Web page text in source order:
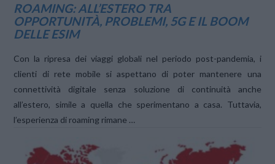
ROAMING: ALL’ESTERO TRA
OPPORTUNITÀ, PROBLEMI, 5G E IL BOOM
DELLE ESIM
Con la ripresa dei viaggi globali nel periodo post-pandemia, i
clienti di rete mobile si aspettano di poter mantenere una
connettività digitale senza soluzione di continuità anche
all’estero, simile a quella che sperimentano a casa. Tuttavia,
l’esperienza di roaming rimane …